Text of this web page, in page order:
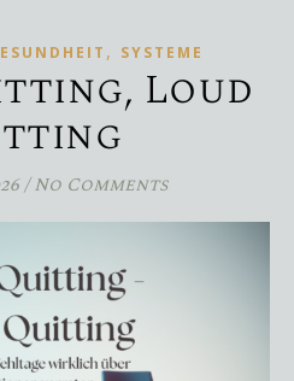
, SYSTEME
Loud
/ No Comments